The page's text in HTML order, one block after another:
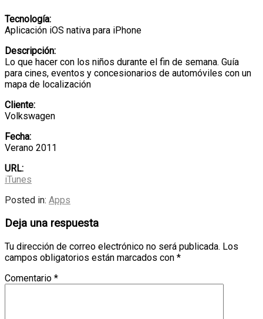
Tecnología:
Aplicación iOS nativa para iPhone
Descripción:
Lo que hacer con los niños durante el fin de semana. Guía
para cines, eventos y concesionarios de automóviles con un
mapa de localización
Cliente:
Volkswagen
Fecha:
Verano 2011
URL:
iTunes
Posted in: Apps
Deja una respuesta
Tu dirección de correo electrónico no será publicada. Los
campos obligatorios están marcados con *
Comentario *